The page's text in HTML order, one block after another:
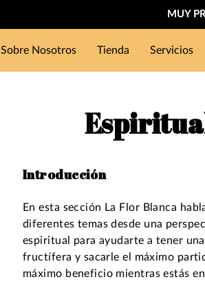
MUY
Sobre Nosotros Tienda Servicios
Introducción
En esta sección La Flor Blanca
diferentes temas desde una
espiritual para ayudarte a tener
fructífera y sacarle el máximo
máximo beneficio mientras estás